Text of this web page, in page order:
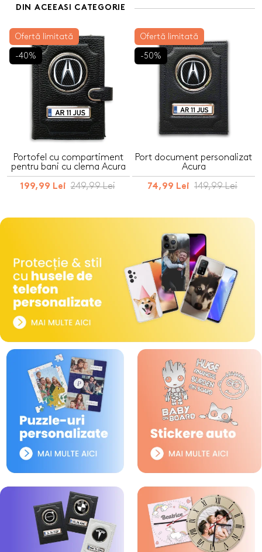
DIN ACEEASI CATEGORIE
Ofertă limitată
-40%
Portofel cu compartiment
pentru bani cu clema Acura
199,99 Lei 249,99 Lei
Ofertă limitată
-50%
Port document personalizat
Acura
74,99 Lei 149,99 Lei